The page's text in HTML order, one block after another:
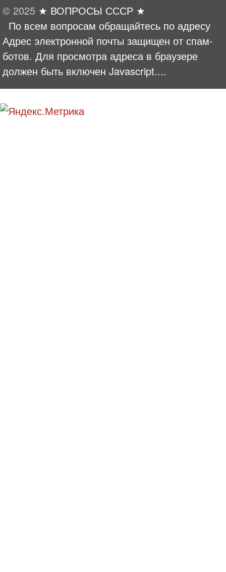
© 2025 ★ ВОПРОСЫ СССР ★
По всем вопросам обращайтесь по адресу
Адрес электронной почты защищен от спам-
ботов. Для просмотра адреса в браузере
должен быть включен Javascript....